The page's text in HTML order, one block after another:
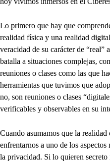
Lo primero que hay que
realidad física y una realidad
veracidad de su carácter de “real”
batalla a situaciones complejas,
reuniones o clases como las que
herramientas que tuvimos que
no, son reuniones o clases
verificables y observables en su
Cuando asumamos que la
enfrentarnos a uno de los
la privacidad. Si lo quieren